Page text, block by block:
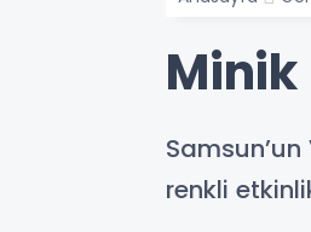
Minik
renkli